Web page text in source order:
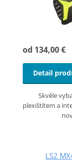
od 134,00 €
Detail
Skvěle
plexištítem a
LS2